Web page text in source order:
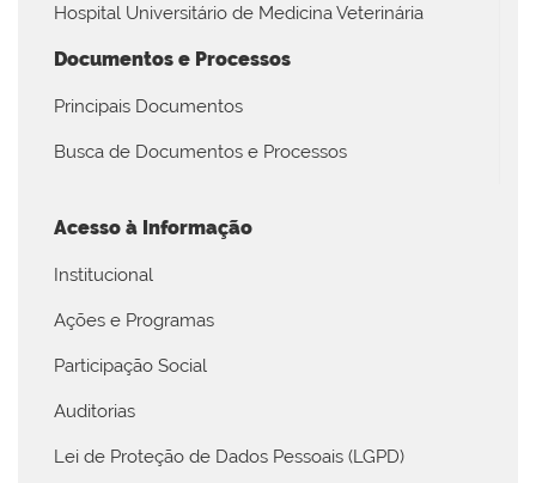
Hospital Universitário de Medicina Veterinária
Documentos e Processos
Principais Documentos
Busca de Documentos e Processos
Acesso à Informação
Institucional
Ações e Programas
Participação Social
Auditorias
Lei de Proteção de Dados Pessoais (LGPD)